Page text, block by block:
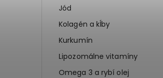
Jód
Kolagén a kĺby
Kurkumín
Lipozomálne vitamíny
Omega 3 a rybí olej